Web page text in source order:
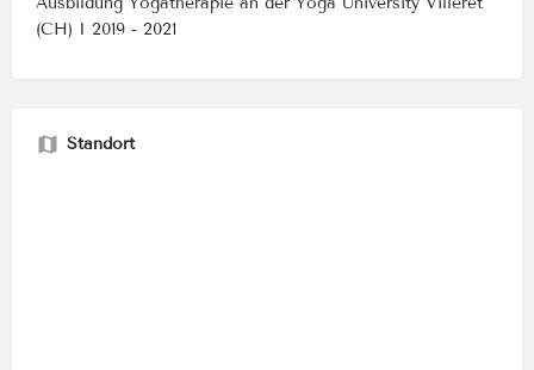
(CH) I 2019 - 2021
Standort